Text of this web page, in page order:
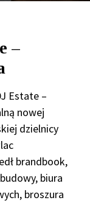
–
Estate –
nowej
dzielnicy
brandbook,
biura
broszura